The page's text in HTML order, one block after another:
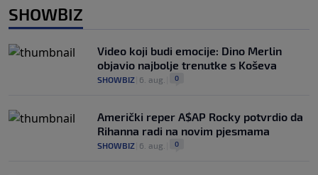
SHOWBIZ
Video koji budi emocije: Dino Merlin
objavio najbolje trenutke s Koševa
SHOWBIZ 6. aug. 0
Američki reper A$AP Rocky potvrdio da
Rihanna radi na novim pjesmama
SHOWBIZ 6. aug. 0